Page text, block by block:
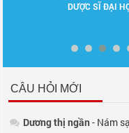
NGUYÊN GĐ BV
CÂU HỎI MỚI
Dương thị ngần- Nám